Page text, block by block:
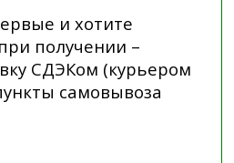
и хотите
получении –
СДЭКом (курьером
самовывоза